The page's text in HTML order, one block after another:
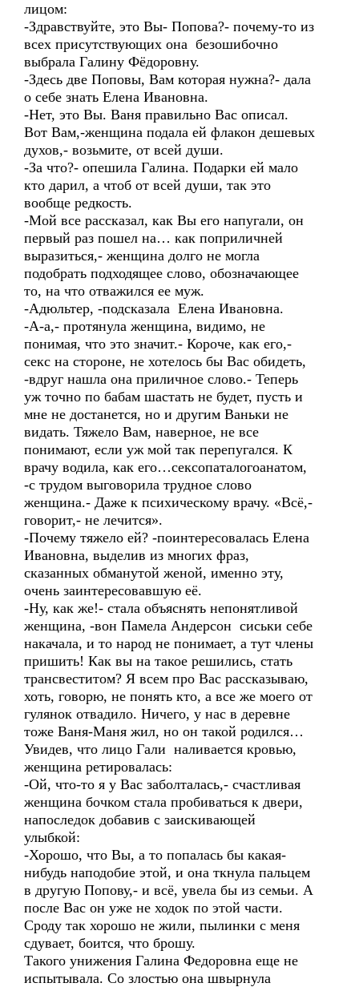
лицом:
-Здравствуйте, это Вы- Попова?- почему-то из
всех присутствующих она безошибочно
выбрала Галину Фёдоровну.
-Здесь две Поповы, Вам которая нужна?- дала
о себе знать Елена Ивановна.
-Нет, это Вы. Ваня правильно Вас описал.
Вот Вам,-женщина подала ей флакон дешевых
духов,- возьмите, от всей души.
-За что?- опешила Галина. Подарки ей мало
кто дарил, а чтоб от всей души, так это
вообще редкость.
-Мой все рассказал, как Вы его напугали, он
первый раз пошел на… как поприличней
выразиться,- женщина долго не могла
подобрать подходящее слово, обозначающее
то, на что отважился ее муж.
-Адюльтер, -подсказала Елена Ивановна.
-А-а,- протянула женщина, видимо, не
понимая, что это значит.- Короче, как его,-
секс на стороне, не хотелось бы Вас обидеть,
-вдруг нашла она приличное слово.- Теперь
уж точно по бабам шастать не будет, пусть и
мне не достанется, но и другим Ваньки не
видать. Тяжело Вам, наверное, не все
понимают, если уж мой так перепугался. К
врачу водила, как его…сексопаталогоанатом,
-с трудом выговорила трудное слово
женщина.- Даже к психическому врачу. «Всё,-
говорит,- не лечится».
-Почему тяжело ей? -поинтересовалась Елена
Ивановна, выделив из многих фраз,
сказанных обманутой женой, именно эту,
очень заинтересовавшую её.
-Ну, как же!- стала объяснять непонятливой
женщина, -вон Памела Андерсон сиськи себе
накачала, и то народ не понимает, а тут члены
пришить! Как вы на такое решились, стать
трансвеститом? Я всем про Вас рассказываю,
хоть, говорю, не понять кто, а все же моего от
гулянок отвадило. Ничего, у нас в деревне
тоже Ваня-Маня жил, но он такой родился…
Увидев, что лицо Гали наливается кровью,
женщина ретировалась:
-Ой, что-то я у Вас заболталась,- счастливая
женщина бочком стала пробиваться к двери,
напоследок добавив с заискивающей
улыбкой:
-Хорошо, что Вы, а то попалась бы какая-
нибудь наподобие этой, и она ткнула пальцем
в другую Попову,- и всё, увела бы из семьи. А
после Вас он уже не ходок по этой части.
Сроду так хорошо не жили, пылинки с меня
сдувает, боится, что брошу.
Такого унижения Галина Федоровна еще не
испытывала. Со злостью она швырнула